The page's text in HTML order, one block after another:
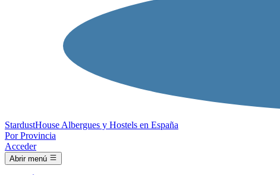
StardustHouse Albergues y Hostels en España
Por Provincia
Acceder
Abrir menú